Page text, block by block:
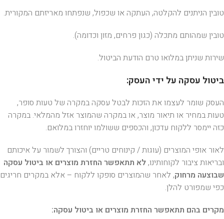
טובין הניתנים להקלטה, העתקה או שכפול, שנפתחו מאריזתם המקורית.
טובין שמהותם מתכלה (כגון פרחים, מזון וכדומה).
שירות שניתן במלואו טרם הודעת הביטול.
ביטול עסקה על ידי העסק:
העסק שומר לעצמו את הזכות לבטל עסקה במקרה של טעות סופר,
טעות במחיר או תיאור מוצר, או במקרה שהמוצר אזל מהמלאי. במקרה
כזה יימסר ללקוח עדכון, והכספים ששולמו יוחזרו במלואם.
לאור אופי המוצרים (עוגות / קינוחים טריים) והצורך לשמור על איכותם
ובריאות ציבור לקוחותינו,לא תתאפשר החזרת מוצרים או ביטול עסקה
שבוצעה מרחוק, לאחר שהמוצרים סופקו ללקוח – אלא במקרים חריגים
כפי שמפורט להלן.
מקרים בהם תתאפשר החזרת מוצרים או ביטול עסקה: